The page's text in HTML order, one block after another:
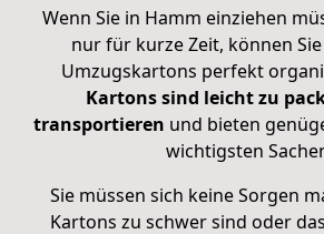
Wenn Sie in Hamm einziehen
nur für kurze Zeit, können
Umzugskartons perfekt
Kartons sind leicht zu
transportieren und bieten
wichtigsten
Sie müssen sich keine Sorgen
Kartons zu schwer sind oder